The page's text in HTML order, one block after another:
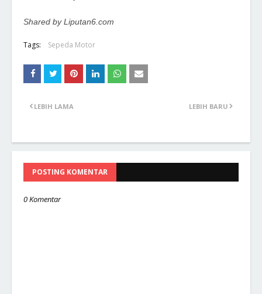
Shared by Liputan6.com
Tags: Sepeda Motor
LEBIH BARU
LEBIH LAMA
POSTING KOMENTAR
0 Komentar